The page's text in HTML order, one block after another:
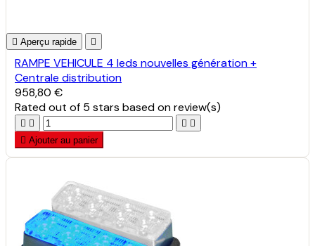
 Aperçu rapide 
RAMPE VEHICULE 4 leds nouvelles génération +
Centrale distribution
958,80 €
Ratedout of 5 stars based onreview(s)
   
 Ajouter au panier